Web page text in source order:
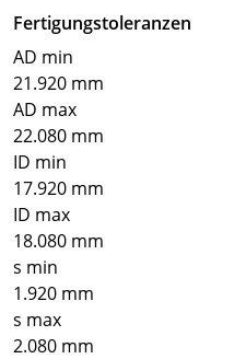
Fertigungstoleranzen
AD min
21.920 mm
AD max
22.080 mm
ID min
17.920 mm
ID max
18.080 mm
s min
1.920 mm
s max
2.080 mm